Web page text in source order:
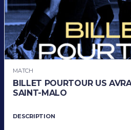
MATCH
BILLET POURTOUR US
SAINT-MALO
DESCRIPTION